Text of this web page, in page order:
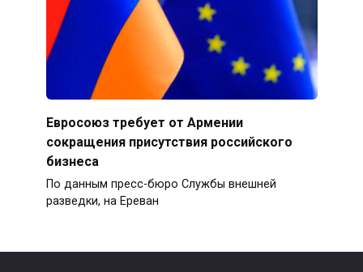
Евросоюз требует от Армении
сокращения присутствия российского
бизнеса
По данным пресс-бюро Службы внешней
разведки, на Ереван